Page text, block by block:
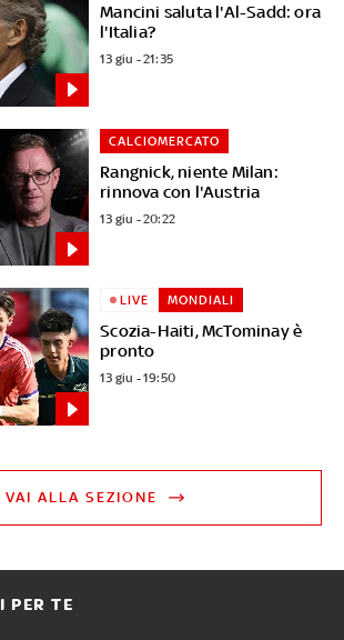
Mancini saluta l'Al-Sadd: ora
l'Italia?
13 giu - 21:35
Rangnick, niente Milan:
rinnova con l'Austria
CALCIOMERCATO
13 giu - 20:22
Scozia-Haiti, McTominay è
pronto
LIVE MONDIALI
13 giu - 19:50
VAI ALLA SEZIONE
PER TE